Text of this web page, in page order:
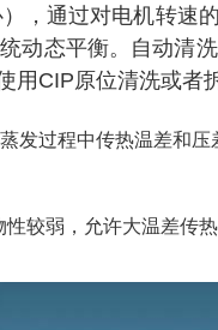
，通过对电机转
动态平衡。 自动清
CIP原位清洗或者
发过程中传热温差和
较弱，允许大温差传